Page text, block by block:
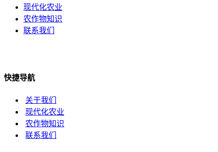
现代化农业
农作物知识
联系我们
快捷导航
关于我们
现代化农业
农作物知识
联系我们